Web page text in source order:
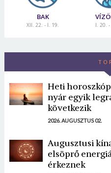
BAK
XII. 22. - I. 19. I. 20.
Heti
nyár egyik
következik
2026. AUGUSZTUS 02.
Augusztusi
elsöprő
érkeznek